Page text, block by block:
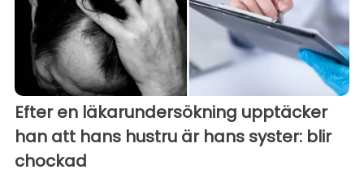
Efter en läkarundersökning upptäcker
han att hans hustru är hans syster: blir
chockad